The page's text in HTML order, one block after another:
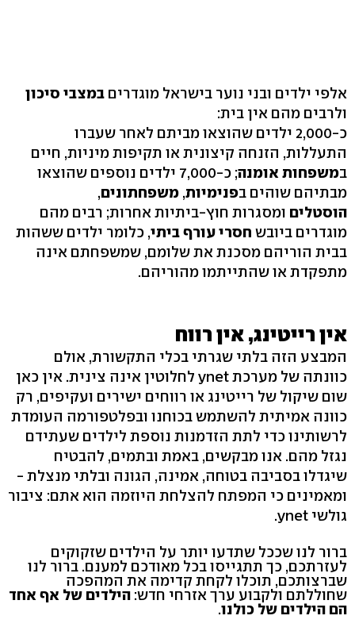
אלפי ילדים ובני נוער בישראל מוגדרים במצבי סיכון
ולרבים מהם אין בית:
כ-2,000 ילדים שהוצאו מביתם לאחר שעברו
התעללות, הזנחה קיצונית או תקיפות מיניות, חיים
במשפחות אומנה
; כ-7,000 ילדים נוספים שהוצאו
מבתיהם שוהים בפנימיות, משפחתונים,
הוסטלים ומסגרות חוץ-ביתיות אחרות; רבים מהם
מוגדרים ביובש חסרי עורף ביתי, כלומר ילדים ששהות
בבית הוריהם מסכנת את שלומם, שמשפחתם אינה
מתפקדת או שהתייתמו מהוריהם.
אין רייטינג, אין רווח
המבצע הזה בלתי שגרתי בכלי התקשורת, אולם
כוונתה של מערכת ynet לחלוטין אינה צינית. אין כאן
שום שיקול של רייטינג או רווחים ישירים ועקיפים, רק
כוונה אמיתית להשתמש בכוחנו ובפלטפורמה העומדת
לרשותינו כדי לתת הזדמנות נוספת לילדים שעתידם
נגזל מהם. אנו מבקשים, באמת ובתמים, להבטיח
שיגדלו בסביבה בטוחה, אמינה, הגונה ובלתי מנצלת -
ומאמינים כי המפתח להצלחת היוזמה הוא אתם: ציבור
גולשי ynet.
ברור לנו שככל שתדעו יותר על הילדים שזקוקים
לעזרתכם, כך תתגייסו בכל מאודכם למענם. ברור לנו
שברצותכם, תוכלו לקחת קדימה את המהפכה
שחוללתם ולקבוע ערך אזרחי חדש: הילדים של אף אחד
הם הילדים של כולנו.